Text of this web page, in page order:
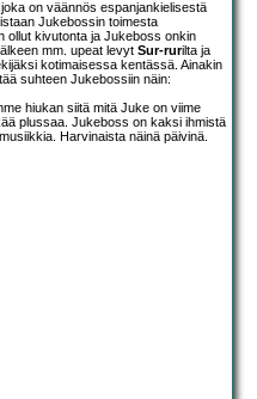
on väännös espanjankielisestä
Jukebossin toimesta
kivutonta ja Jukeboss onkin
mm. upeat levyt Sur-rurilta ja
kotimaisessa kentässä. Ainakin
suhteen Jukebossiin näin:
hiukan siitä mitä Juke on viime
plussaa. Jukeboss on kaksi ihmistä
Harvinaista näinä päivinä.